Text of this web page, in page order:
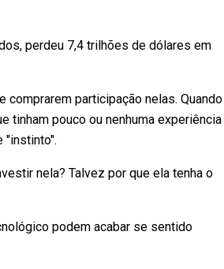
perdeu 7,4 trilhões de dólares em
participação nelas. Quando
tinham pouco ou nenhuma experiência
"instinto".
nela? Talvez por que ela tenha o
podem acabar se sentido